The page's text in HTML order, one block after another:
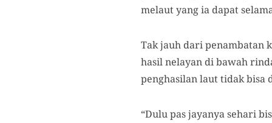
melaut yang ia dapat
Tak jauh dari penambatan
hasil nelayan di bawah
penghasilan laut tidak bisa
“Dulu pas jayanya sehari